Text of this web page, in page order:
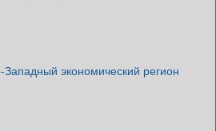
экономический регион